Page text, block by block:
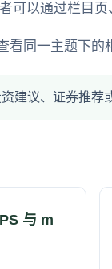
可以通过栏目
同一主题下的
建议、证券推荐
与 m